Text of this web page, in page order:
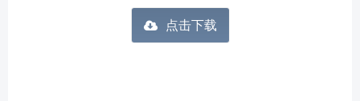
点击下载